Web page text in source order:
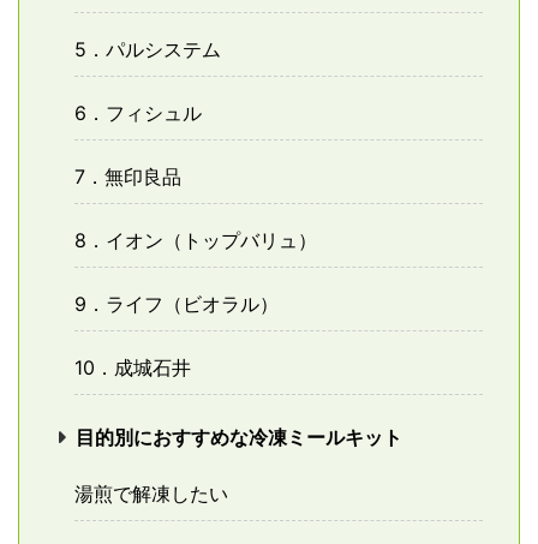
5．パルシステム
6．フィシュル
7．無印良品
8．イオン（トップバリュ）
9．ライフ（ビオラル）
10．成城石井
目的別におすすめな冷凍ミールキット
湯煎で解凍したい